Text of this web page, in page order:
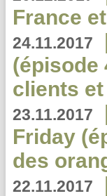
France
24.11.2017
(épisode
clients
23.11.2017
Friday
des
22.11.2017